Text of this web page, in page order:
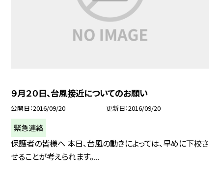
９月２０日、台風接近についてのお願い
公開日 2016/09/20 更新日 2016/09/20
緊急連絡
保護者の皆様へ 本日、台風の動きによっては、早めに下校さ
せることが考えられます。...